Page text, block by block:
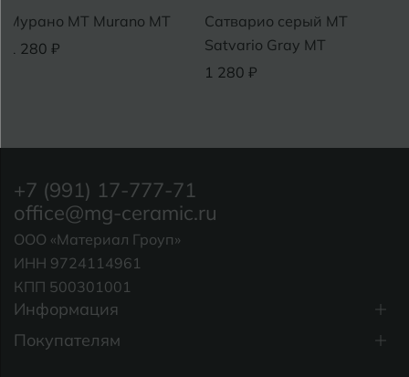
Мурано MT Murano MT
1 280 ₽
Сатварио серый MT
Satvario Gray МТ
1 280 ₽
Информация
Покупателям
+7 (991) 17-777-71
office@mg-ceramic.ru
ООО «Материал Гроуп»
ИНН 9724114961
КПП 500301001